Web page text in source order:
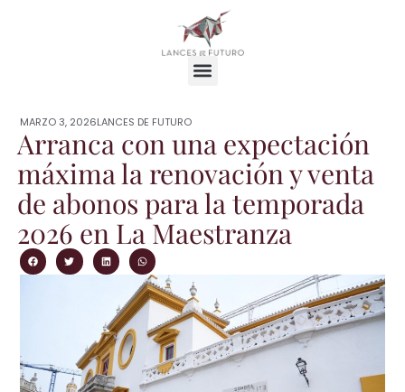
MARZO 3, 2026LANCES DE FUTURO
Arranca con una expectación
máxima la renovación y venta
de abonos para la temporada
2026 en La Maestranza